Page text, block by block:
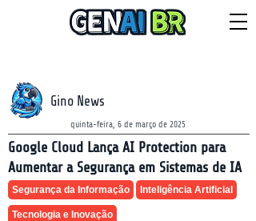
Gino News
quinta-feira, 6 de março de 2025
Google Cloud Lança AI Protection para
Aumentar a Segurança em Sistemas de IA
Segurança da Informação Inteligência Artificial
Tecnologia e Inovação